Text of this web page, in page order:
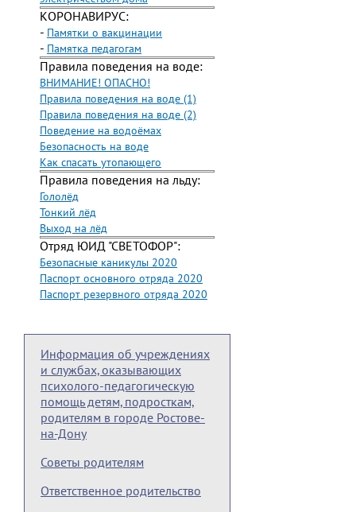
КОРОНАВИРУС:
- Памятки о вакцинации
- Памятка педагогам
Правила поведения на воде:
ВНИМАНИЕ! ОПАСНО!
Правила поведения на воде (1)
Правила поведения на воде (2)
Поведение на водоёмах
Безопасность на воде
Как спасать утопающего
Правила поведения на льду:
Гололёд
Тонкий лёд
Выход на лёд
Отряд ЮИД "СВЕТОФОР":
Безопасные каникулы 2020
Паспорт основного отряда 2020
Паспорт резервного отряда 2020
Информация об учреждениях
и службах, оказывающих
психолого-педагогическую
помощь детям, подросткам,
родителям в городе Ростове-
на-Дону
Советы родителям
Ответственное родительство